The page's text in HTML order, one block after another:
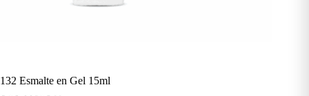
132 Esmalte en Gel 15ml